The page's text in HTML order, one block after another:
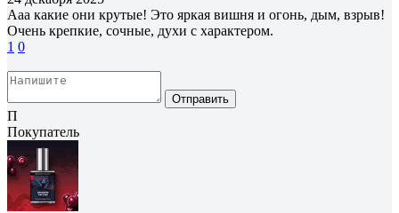
Ааа какие они крутые! Это яркая вишня и огонь, дым, взрыв!
Очень крепкие, сочные, духи с характером.
1 0
Отправить
П
Покупатель